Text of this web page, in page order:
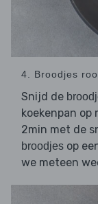
4. Broodjes
Snijd de
koekenpan op
2min met de
broodjes op
we meteen